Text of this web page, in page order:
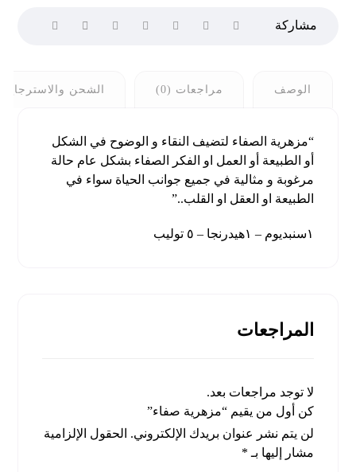
الوصف مراجعات (0) الشحن والاسترجاع
“مزهرية الصفاء لتضيف النقاء و الوضوح في الشكل
أو الطبيعة أو العمل او الفكر الصفاء بشكل عام حالة
مرغوبة و مثالية في جميع جوانب الحياة سواء في
الطبيعة او العقل او القلب..”
١سنبديوم – ١هيدرنجا – ٥ توليب
المراجعات
لا توجد مراجعات بعد.
كن أول من يقيم “مزهرية صفاء”
لن يتم نشر عنوان بريدك الإلكتروني. الحقول الإلزامية
مشار إليها بـ *